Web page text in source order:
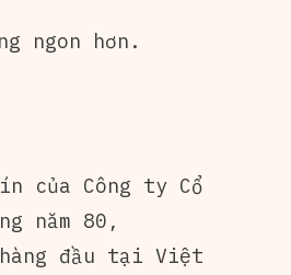
ngon hơn.
của Công ty Cổ
năm 80,
đầu tại Việt